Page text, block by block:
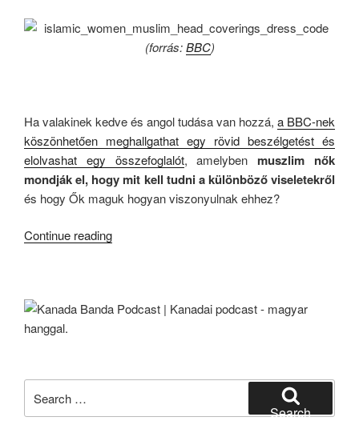
(forrás:BBC)
Ha valakinek kedve és angol tudása van hozzá, a BBC-nek
köszönhetően meghallgathat egy rövid beszélgetést és
elolvashat egy összefoglalót, amelyben muszlim nők
mondják el, hogy mit kell tudni a különböző viseletekről
és hogy Ők maguk hogyan viszonyulnak ehhez?
Continue reading“Agyarország
for:
Search